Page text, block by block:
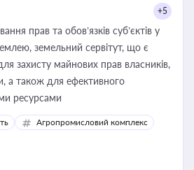
+5
прав та обов’язків суб’єктів у
земельний сервітут, що є
захисту майнових прав власників,
а також для ефективного
ресурсами
Агропромисловий комплекс